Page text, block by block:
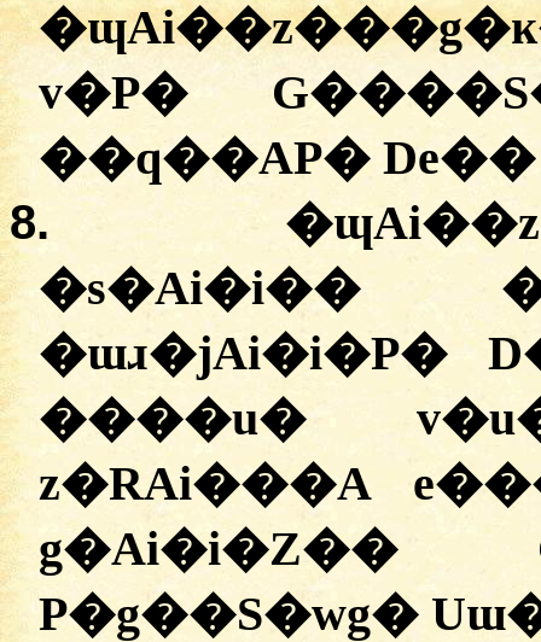
v�P�
��q��AP�
8.
�s�Ai�i��
�ɯɹ�jAi�i�P�
����u�
z�RAi���A
g�Ai�i�Z��
P�g��S�wg�